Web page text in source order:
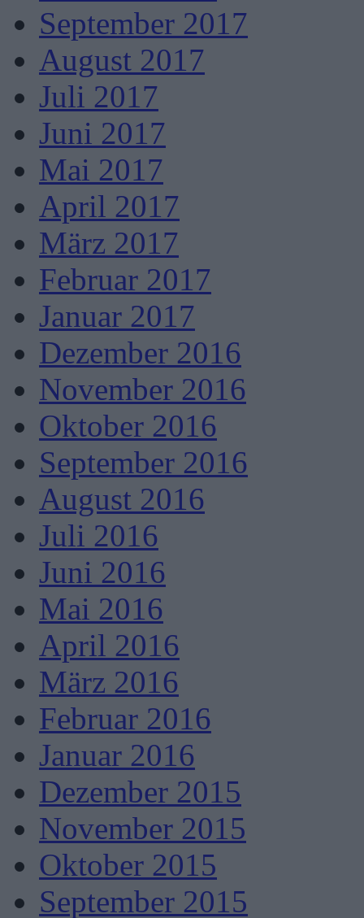
September 2017
August 2017
Juli 2017
Juni 2017
Mai 2017
April 2017
März 2017
Februar 2017
Januar 2017
Dezember 2016
November 2016
Oktober 2016
September 2016
August 2016
Juli 2016
Juni 2016
Mai 2016
April 2016
März 2016
Februar 2016
Januar 2016
Dezember 2015
November 2015
Oktober 2015
September 2015